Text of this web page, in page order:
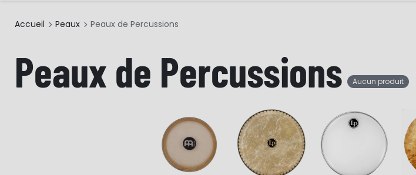
Accueil Peaux Peaux de Percussions
Peaux de Percussions Aucun produit